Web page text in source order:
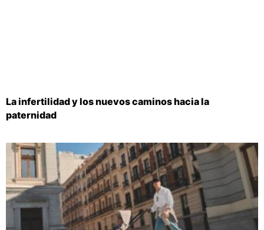
La infertilidad y los nuevos caminos hacia la
paternidad